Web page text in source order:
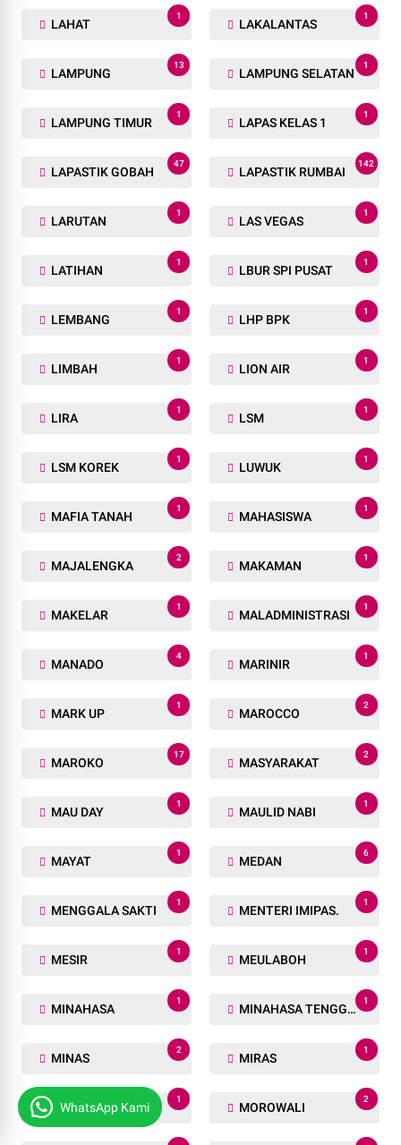
LAHAT
1
LAKALANTAS
1
LAMPUNG
13
LAMPUNG SELATAN
1
LAMPUNG TIMUR
1
LAPAS KELAS 1
1
LAPASTIK GOBAH
47
LAPASTIK RUMBAI
142
LARUTAN
1
LAS VEGAS
1
LATIHAN
1
LBUR SPI PUSAT
1
LEMBANG
1
LHP BPK
1
LIMBAH
1
LION AIR
1
LIRA
1
LSM
1
LSM KOREK
1
LUWUK
1
MAFIA TANAH
1
MAHASISWA
1
MAJALENGKA
2
MAKAMAN
1
MAKELAR
1
MALADMINISTRASI
1
MANADO
4
MARINIR
1
MARK UP
1
MAROCCO
2
MAROKO
17
MASYARAKAT
2
MAU DAY
1
MAULID NABI
1
MAYAT
1
MEDAN
6
MENGGALA SAKTI
1
MENTERI IMIPAS.
1
MESIR
1
MEULABOH
1
MINAHASA
1
MINAHASA TENGGARA
1
MINAS
2
MIRAS
1
MOJOKERTO
1
MOROWALI
2
WhatsApp Kami